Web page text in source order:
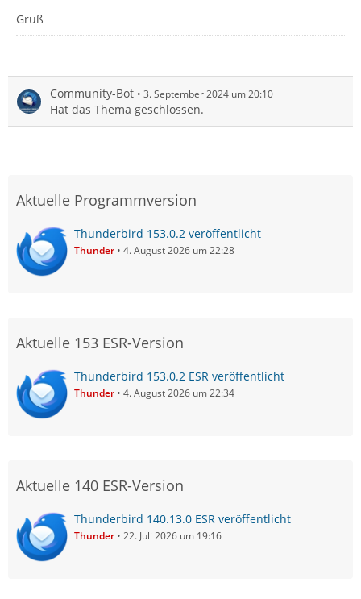
Gruß
Community-Bot 3. September 2024 um 20:10
Hat das Thema geschlossen.
Aktuelle Programmversion
Thunderbird 153.0.2 veröffentlicht
Thunder 4. August 2026 um 22:28
Aktuelle 153 ESR-Version
Thunderbird 153.0.2 ESR veröffentlicht
Thunder 4. August 2026 um 22:34
Aktuelle 140 ESR-Version
Thunderbird 140.13.0 ESR veröffentlicht
Thunder 22. Juli 2026 um 19:16